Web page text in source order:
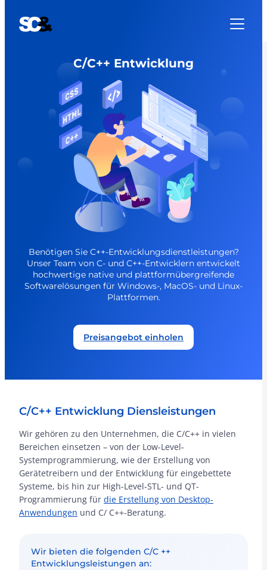
C/C++ Entwicklung
Benötigen Sie C++-Entwicklungsdienstleistungen?
Unser Team von C- und C++-Entwicklern entwickelt
hochwertige native und plattformübergreifende
Softwarelösungen für Windows-, MacOS- und Linux-
Plattformen.
Preisangebot einholen
C/C++ Entwicklung Diensleistungen
Wir gehören zu den Unternehmen, die C/C++ in vielen
Bereichen einsetzen – von der Low-Level-
Systemprogrammierung, wie der Erstellung von
Gerätetreibern und der Entwicklung für eingebettete
Systeme, bis hin zur High-Level-STL- und QT-
Programmierung für die Erstellung von Desktop-
Anwendungen und C/ C++-Beratung.
Wir bieten die folgenden C/C ++
Entwicklungsleistungen an: